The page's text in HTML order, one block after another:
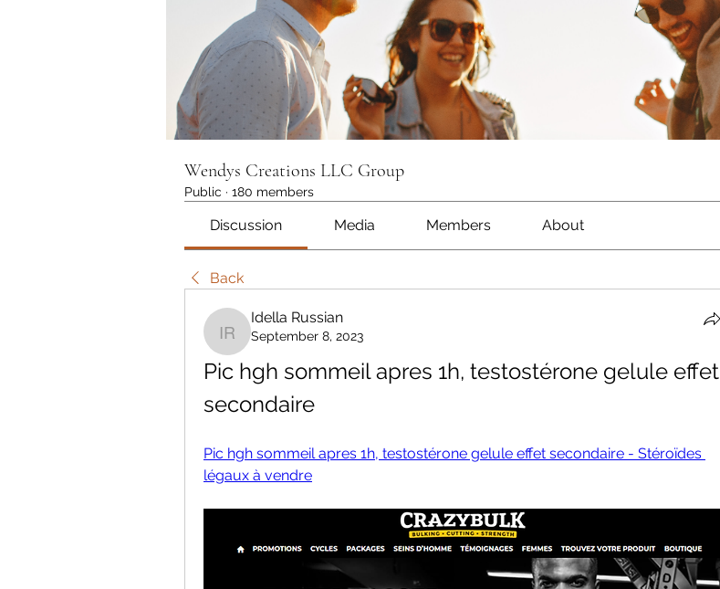
Wendys Creations LLC Group
Public · 180 members
Discussion Media Members About
Back
Idella Russian
Idella Russian
September 8, 2023
Pic hgh sommeil apres 1h, testostérone gelule effet
secondaire
Pic hgh sommeil apres 1h, testostérone gelule effet secondaire - Stéroïdes
légaux à vendre